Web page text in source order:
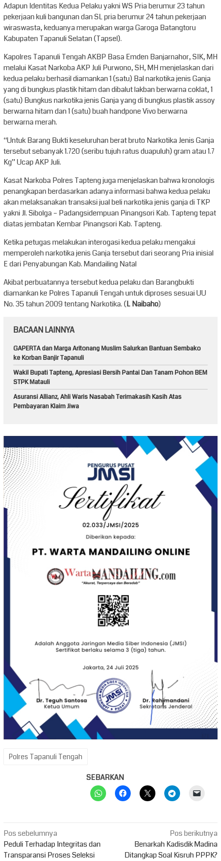
Adapun Identitas Kedua Pelaku yakni WS Pria berumur 23 tahun
pekerjaan kuli bangunan dan SL pria berumur 24 tahun pekerjaan
wiraswasta, keduanya merupakan warga Garoga Batangtoru
Kabupaten Tapanuli Selatan (Tapsel).
Kapolres Tapanuli Tengah AKBP Basa Emden Banjarnahor, SIK, MH
melalui Kasat Narkoba AKP Juli Purwono, SH, MH menjelaskan dari
kedua pelaku berhasil diamankan 1 (satu) Bal narkotika jenis Ganja
yang di bungkus plastik hitam dan dibalut lakban berwarna coklat, 1
(satu) Bungkus narkotika jenis Ganja yang di bungkus plastik assoy
berwarna hitam dan 1 (satu) buah handpone Vivo berwarna
berwarna merah.
“Untuk Barang Bukti keseluruhan berat bruto Narkotika Jenis Ganja
tersebut sebanyak 1.720 (seribu tujuh ratus duapuluh) gram atau 1.7
Kg” Ucap AKP Juli.
Kasat Narkoba Polres Tapteng juga menjelaskan bahwa kronologis
penangkapan berdasarkan adanya informasi bahwa kedua pelaku
akan melaksanakan transaksi jual beli narkotika jenis ganja di TKP
yakni Jl. Sibolga – Padangsidempuan Pinangsori Kab. Tapteng tepat
diatas jembatan Kembar Pinangsori Kab. Tapteng.
Ketika petugas melakukan interogasi kedua pelaku mengakui
memperoleh narkotika jenis Ganja tersebut dari seorang Pria inisial
E dari Penyabungan Kab. Mandailing Natal
Akibat perbuatannya tersebut kedua pelaku dan Barangbukti
diamankan ke Polres Tapanuli Tengah untuk diproses sesuai UU
No. 35 tahun 2009 tentang Narkotika. (L Naibaho)
BACAAN LAINNYA
GAPERTA dan Marga Aritonang Muslim Salurkan Bantuan Sembako
ke Korban Banjir Tapanuli
Wakil Bupati Tapteng, Apresiasi Bersih Pantai Dan Tanam Pohon BEM
STPK Matauli
Asuransi Allianz, Ahli Waris Nasabah Terimakasih Kasih Atas
Pembayaran Klaim Jiwa
Polres Tapanuli Tengah
SEBARKAN
Navigasi
pos
Pos sebelumnya
Peduli Terhadap Integritas dan
Transparansi Proses Seleksi
Pos berikutnya
Benarkah Kadisdik Madina
Ditangkap Soal Kisruh PPPK?